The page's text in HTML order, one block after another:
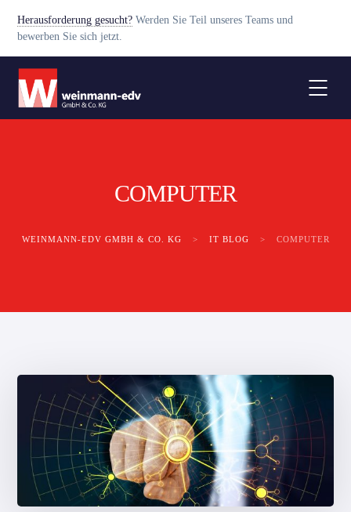
Herausforderung gesucht? Werden Sie Teil unseres Teams und
bewerben Sie sich jetzt.
COMPUTER
WEINMANN-EDV GMBH & CO. KG > IT BLOG > COMPUTER